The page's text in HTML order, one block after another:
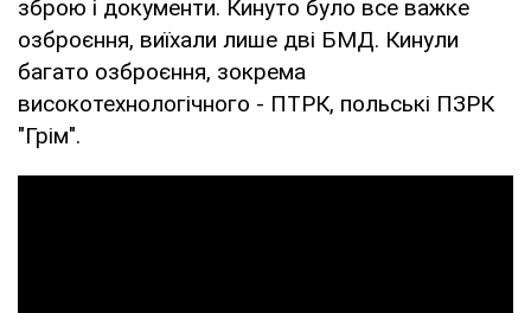
зброю і документи. Кинуто було все важке
озброєння, виїхали лише дві БМД. Кинули
багато озброєння, зокрема
високотехнологічного - ПТРК, польські ПЗРК
"Грім".